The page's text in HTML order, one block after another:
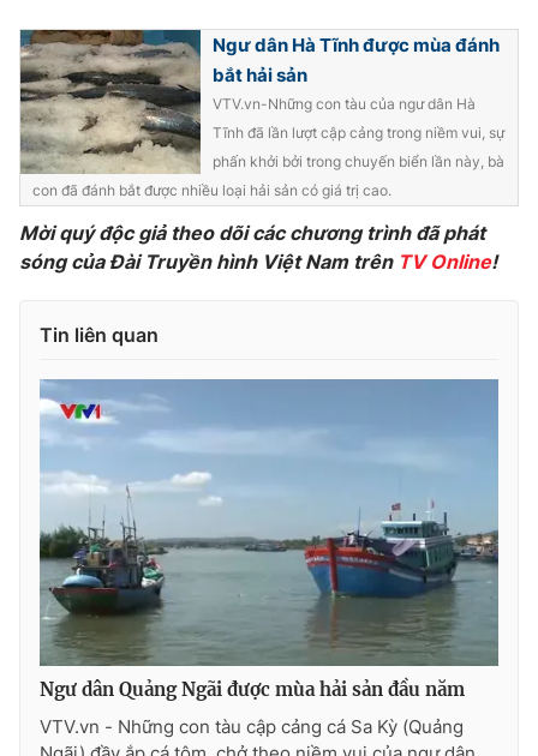
Thị trường
Tư vấn
Lịch phát sóng
Chuyên mục khác
Emagazine Podcast
Photo Infographic
Video
VTV Money
VTV Sức khoẻ
Thị trường 24h Tấm lòng Việt
VTV4 Vươn mình bằng AI
VTV9 VTV8
Liên hệ tòa soạn English
Ngư dân Hà Tĩnh được mùa đánh
bắt hải sản
VTV.vn-Những con tàu của ngư dân Hà
Tĩnh đã lần lượt cập cảng trong niềm vui, sự
phấn khởi bởi trong chuyến biển lần này, bà
con đã đánh bắt được nhiều loại hải sản có giá trị cao.
Mời quý độc giả theo dõi các chương trình đã phát
sóng của Đài Truyền hình Việt Nam trên TV Online!
Tin liên quan
Ngư dân Quảng Ngãi được mùa hải sản đầu năm
VTV.vn - Những con tàu cập cảng cá Sa Kỳ (Quảng